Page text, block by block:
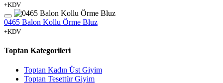
+KDV
0465 Balon Kollu Örme Bluz
+KDV
Toptan Kategorileri
Toptan Kadın Üst Giyim
Toptan Tesettür Giyim